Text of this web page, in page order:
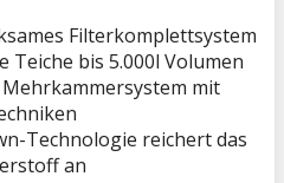
Filterkomplettsystem
bis 5.000l Volumen
mit
Technologie reichert das
an